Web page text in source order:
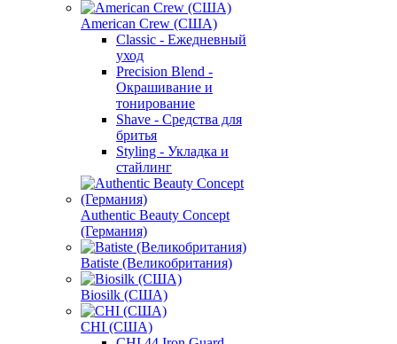
American Crew (США)
Classic - Ежедневный
уход
Precision Blend -
Окрашивание и
тонирование
Shave - Средства для
бритья
Styling - Укладка и
стайлинг
Authentic Beauty Concept
(Германия)
Batiste (Великобритания)
Biosilk (США)
CHI (США)